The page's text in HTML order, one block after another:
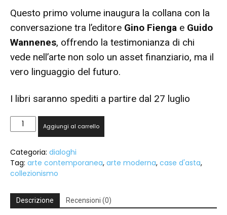
Questo primo volume inaugura la collana con la
conversazione tra l’editore Gino Fienga e Guido
Wannenes, offrendo la testimonianza di chi
vede nell’arte non solo un asset finanziario, ma il
vero linguaggio del futuro.
I libri saranno spediti a partire dal 27 luglio
mercato
significati
quantità
Aggiungi al carrello
Categoria: dialoghi
Tag: arte contemporanea, arte moderna, case d'asta,
collezionismo
Descrizione Recensioni (0)